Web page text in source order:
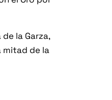
la Garza,
mitad de la